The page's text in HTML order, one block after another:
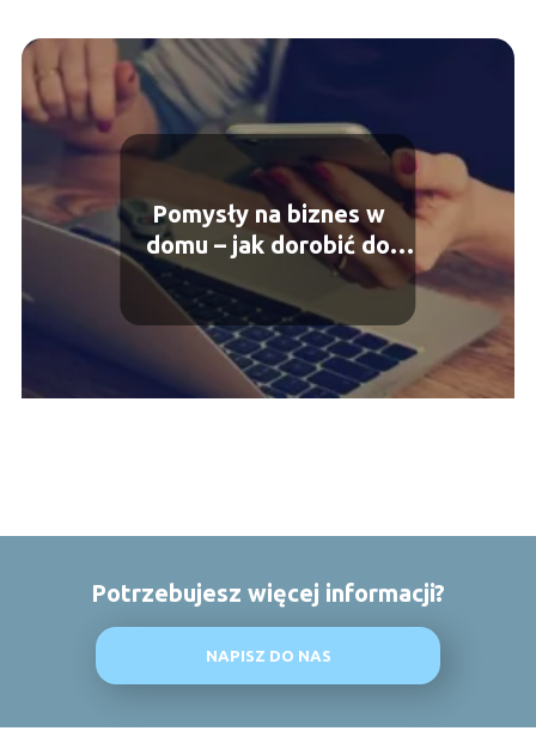
Pomysły na biznes w
domu – jak dorobić do
Potrzebujesz więcej informacji?
NAPISZ DO NAS